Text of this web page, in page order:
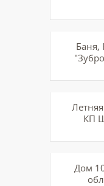
Баня,
КП
Дом